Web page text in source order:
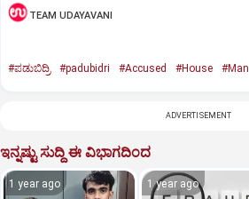
TEAM UDAYAVANI
#ಪಡುಬಿದ್ರಿ #padubidri #Accused #House #Man
ADVERTISEMENT
ಇನ್ನಷ್ಟು ಸುದ್ದಿ ಈ ವಿಭಾಗದಿಂದ
1 year ago 1 year ago